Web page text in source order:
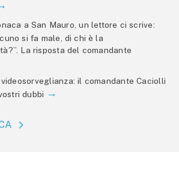
a San Mauro, un lettore ci scrive:
si fa male, di chi è la
La risposta del comandante
il comandante Caciolli
dubbi